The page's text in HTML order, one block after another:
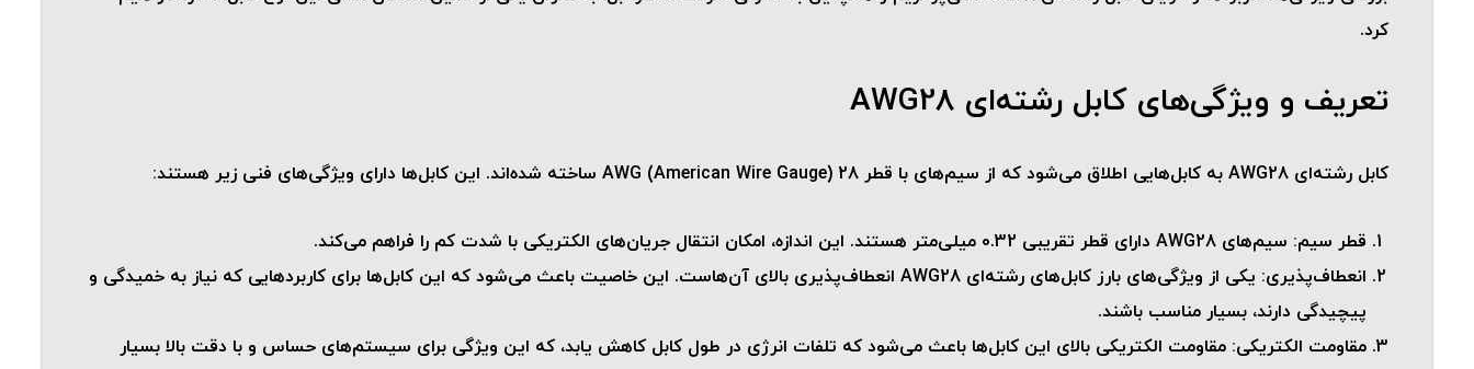
کرد.
تعریف و ویژگی‌های کابل رشته‌ای AWG28
کابل رشته‌ای AWG28 به کابل‌هایی اطلاق می‌شود که از سیم‌های با قطر 28 AWG (American Wire Gauge) ساخته شده‌اند. این کابل‌ها دارای ویژگی‌های فنی زیر هستند:
قطر سیم: سیم‌های AWG28 دارای قطر تقریبی 0.32 میلی‌متر هستند. این اندازه، امکان انتقال جریان‌های الکتریکی با شدت کم را فراهم می‌کند.
انعطاف‌پذیری
: یکی از ویژگی‌های بارز کابل‌های رشته‌ای AWG28 انعطاف‌پذیری بالای آن‌هاست. این خاصیت باعث می‌شود که این کابل‌ها برای کاربردهایی که نیاز به خمیدگی و
پیچیدگی دارند، بسیار مناسب باشند.
مقاومت الکتریکی: مقاومت الکتریکی بالای این کابل‌ها باعث می‌شود که تلفات انرژی در طول کابل کاهش یابد، که این ویژگی برای سیستم‌های حساس و با دقت بالا بسیار